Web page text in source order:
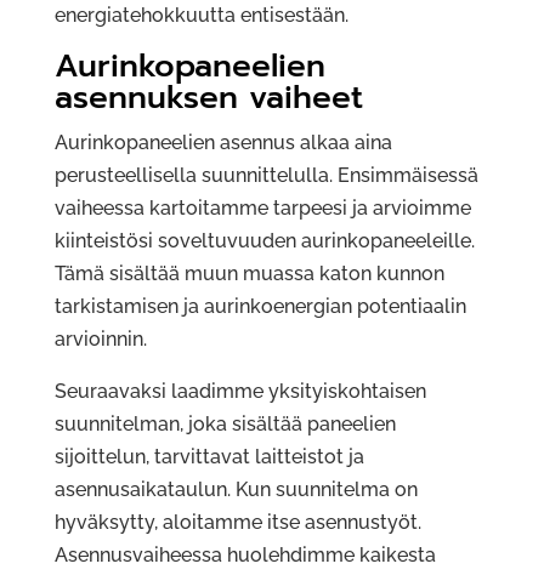
energiatehokkuutta entisestään.
Aurinkopaneelien
asennuksen vaiheet
Aurinkopaneelien asennus alkaa aina
perusteellisella suunnittelulla. Ensimmäisessä
vaiheessa kartoitamme tarpeesi ja arvioimme
kiinteistösi soveltuvuuden aurinkopaneeleille.
Tämä sisältää muun muassa katon kunnon
tarkistamisen ja aurinkoenergian potentiaalin
arvioinnin.
Seuraavaksi laadimme yksityiskohtaisen
suunnitelman, joka sisältää paneelien
sijoittelun, tarvittavat laitteistot ja
asennusaikataulun. Kun suunnitelma on
hyväksytty, aloitamme itse asennustyöt.
Asennusvaiheessa huolehdimme kaikesta